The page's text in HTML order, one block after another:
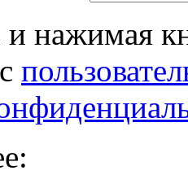
нажимая